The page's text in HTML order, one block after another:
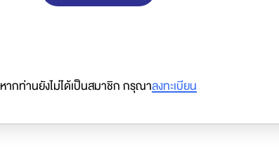
หากท่านยังไม่ได้เป็นสมาชิก กรุณาลงทะเบียน